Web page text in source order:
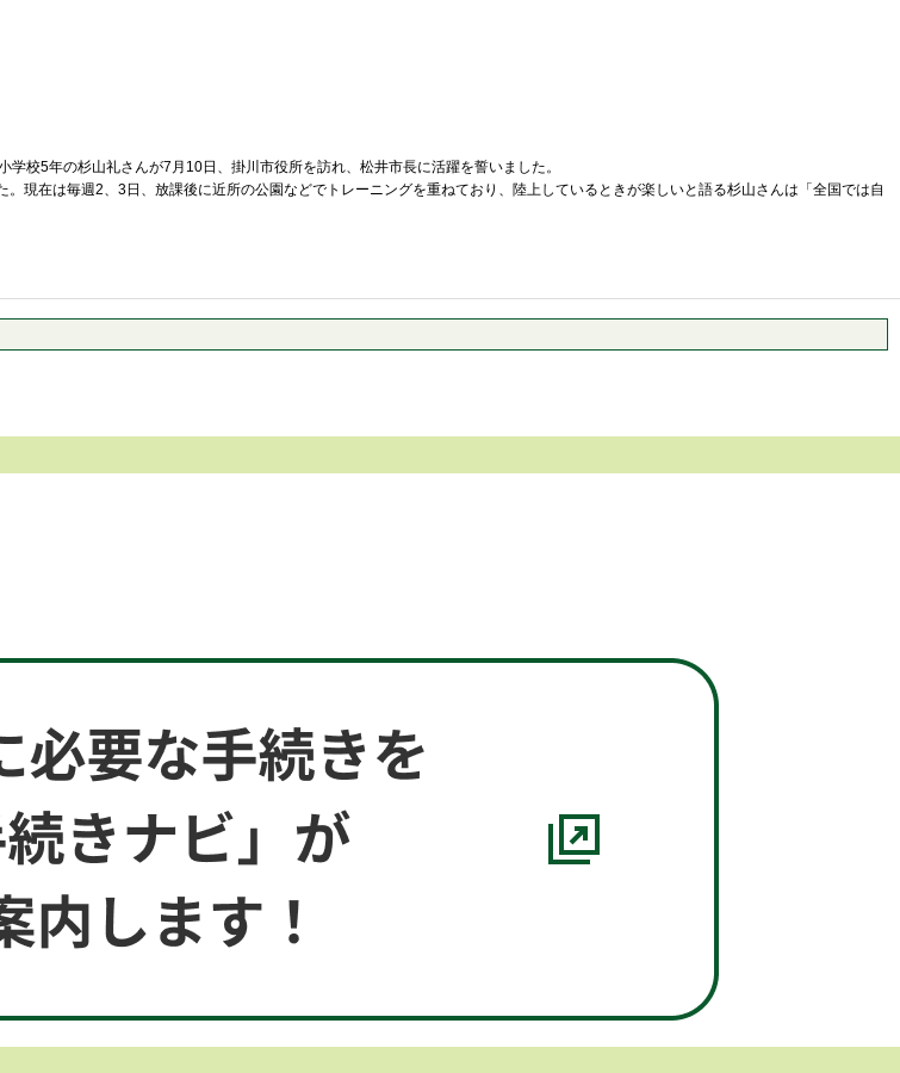
校5年の杉山礼さんが7月10日、掛川市役所を訪れ、松井市長に活躍を誓いました。
現在は毎週2、3日、放課後に近所の公園などでトレーニングを重ねており、陸上しているときが楽しいと語る杉山さんは「全国では自